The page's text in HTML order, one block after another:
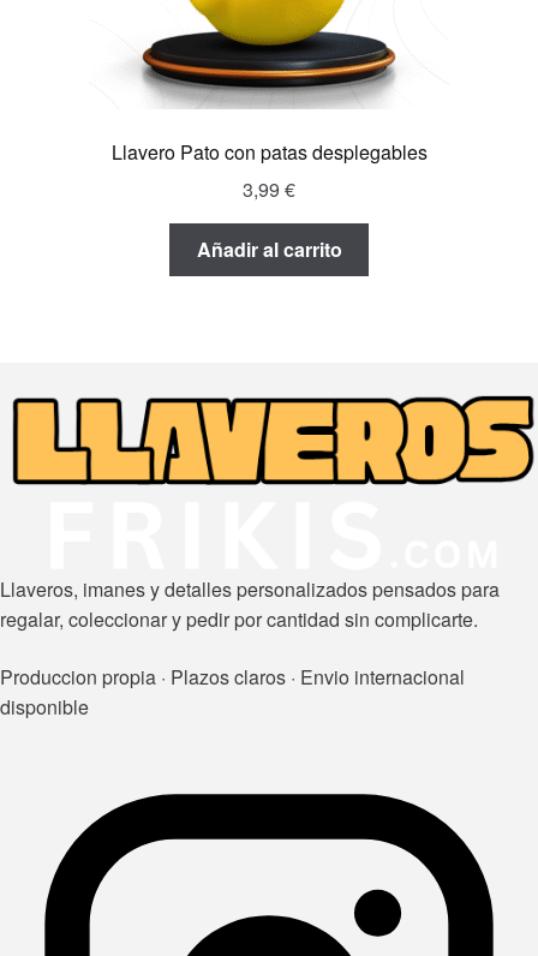
Llavero Pato con patas desplegables
3,99 €
Añadir al carrito
Llaveros, imanes y detalles personalizados pensados para
regalar, coleccionar y pedir por cantidad sin complicarte.
Produccion propia · Plazos claros · Envio internacional
disponible